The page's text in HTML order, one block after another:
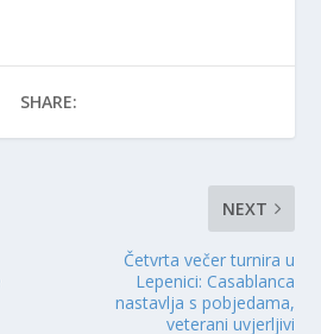
SHARE:
NEXT
Četvrta večer turnira u
Lepenici: Casablanca
nastavlja s pobjedama,
veterani uvjerljivi